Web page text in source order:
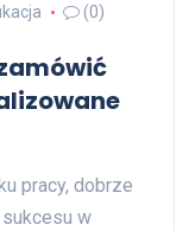
(0)
pracy, dobrze
w